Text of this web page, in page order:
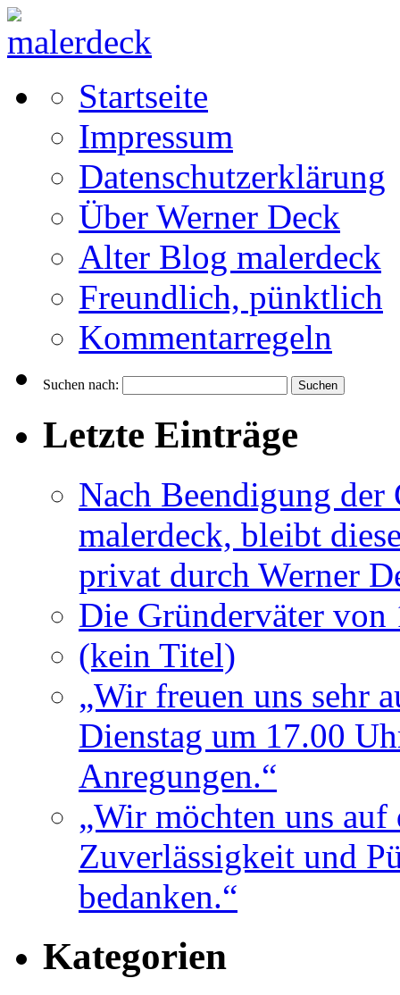
Startseite
Impressum
Datenschutzerklärung
Über Werner Deck
Alter Blog malerdeck
Freundlich, pünktlich
Kommentarregeln
Suchen nach:
Letzte Einträge
Nach Beendigung
malerdeck, bleibt
privat durch Werner
Die Gründerväter
(kein Titel)
„Wir freuen uns sehr
Dienstag um 17.00
Anregungen.“
„Wir möchten uns
Zuverlässigkeit und
bedanken.“
Kategorien